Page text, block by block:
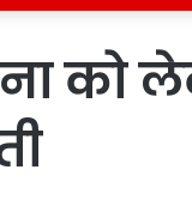
को